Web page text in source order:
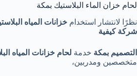
لحام خزان الماء البلاستيك بمكة
نظرًا لانتشار استخدام خزانات المياه
شركة كيفية
التصميم بمكة خدمة لحام خزانات المياه
متخصصين ومدربين،